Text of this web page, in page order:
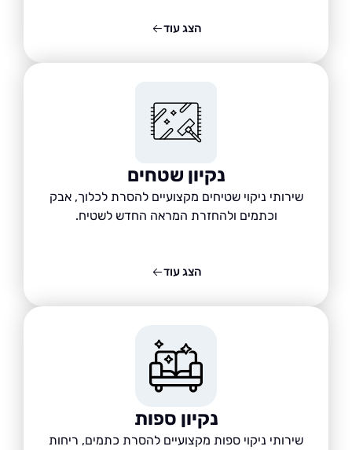
נקיון שטחים
שירותי ניקוי שטיחים מקצועיים להסרת לכלוך, אבק
וכתמים ולהחזרת המראה החדש לשטיח.
נקיון ספות
שירותי ניקוי ספות מקצועיים להסרת כתמים, ריחות